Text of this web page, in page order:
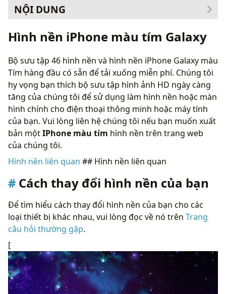
NỘI DUNG
Hình nền iPhone màu tím Galaxy
Bộ sưu tập 46 hình nền và hình nền iPhone Galaxy màu
Tím hàng đầu có sẵn để tải xuống miễn phí. Chúng tôi
hy vọng bạn thích bộ sưu tập hình ảnh HD ngày càng
tăng của chúng tôi để sử dụng làm hình nền hoặc màn
hình chính cho điện thoại thông minh hoặc máy tính
của bạn. Vui lòng liên hệ chúng tôi nếu bạn muốn xuất
bản mộtIPhone màu tím hình nền trên trang web
của chúng tôi.
Hình nền liên quan ## Hình nền liên quan
Cách thay đổi hình nền của bạn
Để tìm hiểu cách thay đổi hình nền của bạn cho các
loại thiết bị khác nhau, vui lòng đọc về nó trên Trang
câu hỏi thường gặp.
[